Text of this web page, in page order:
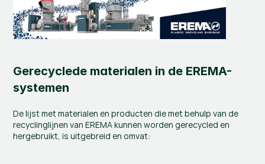
Gerecyclede materialen in de EREMA-
systemen
De lijst met materialen en producten die met behulp van de
recyclinglijnen van EREMA kunnen worden gerecycled en
hergebruikt, is uitgebreid en omvat: